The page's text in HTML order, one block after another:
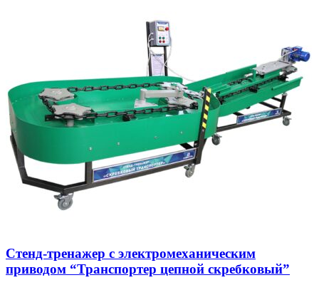
Стенд-тренажер с электромеханическим
приводом “Транспортер цепной скребковый”